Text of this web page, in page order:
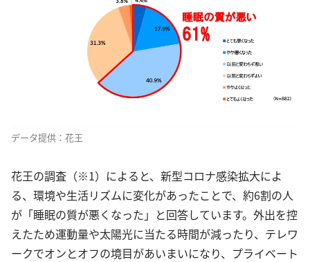
データ提供：花王
花王の調査（※1）によると、新型コロナ感染拡大によ
る、環境や生活リズムに変化があったことで、約6割の人
が「睡眠の質が悪くなった」と回答しています。外出を控
えたため運動量や太陽光に当たる時間が減ったり、テレワ
ークでオンとオフの境目があいまいになり、プライベート